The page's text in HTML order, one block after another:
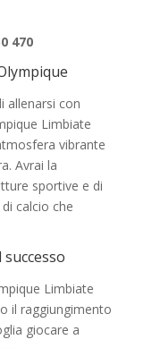
470
allenarsi con
Limbiate
vibrante
Avrai la
sportive e di
calcio che
Limbiate
il raggiungimento
giocare a